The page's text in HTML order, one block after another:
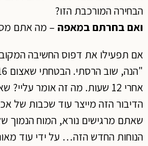
הבחירה המורכבת הזו?
ואם בחרתם במאפה– מה אתם
אם תפעילו את דפוס החשיבה
אחרי 12 שעות. מה זה אומר עליי? שאני אבודה".
הדיבור הזה מייצר עוד שכבות של
שאתם מרגישים נורא, המוח הנמוך
הנוחות החדש הזה… על ידי עוד